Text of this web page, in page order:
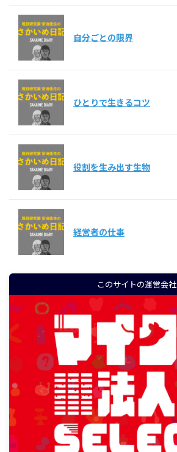
自分ごとの限界
ひとりで生きるコツ
役割を生み出す生物
経営者の仕事
このサイトの運営会社